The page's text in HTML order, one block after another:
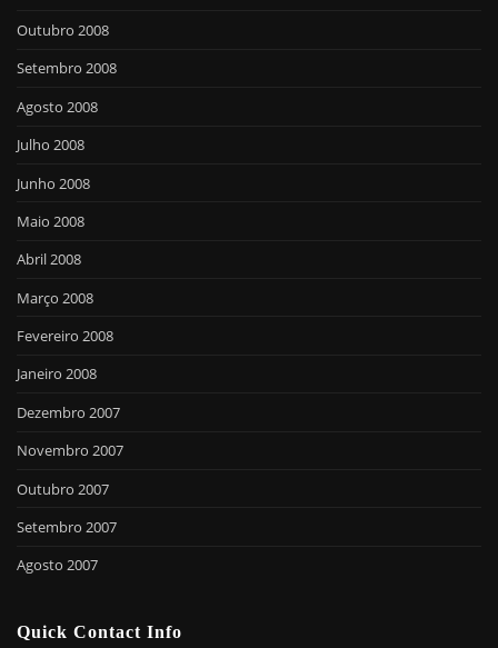
Outubro 2008
Setembro 2008
Agosto 2008
Julho 2008
Junho 2008
Maio 2008
Abril 2008
Março 2008
Fevereiro 2008
Janeiro 2008
Dezembro 2007
Novembro 2007
Outubro 2007
Setembro 2007
Agosto 2007
Quick Contact Info